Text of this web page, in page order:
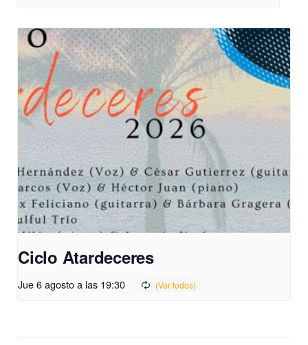
Ciclo Atardeceres
Jue 6 agosto a las 19:30